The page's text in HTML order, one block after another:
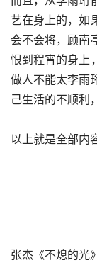
艺在身上的，如
会不会将，顾南
恨到程宵的身上
做人不能太李雨
己生活的不顺利
以上就是全部内
张杰《不熄的光